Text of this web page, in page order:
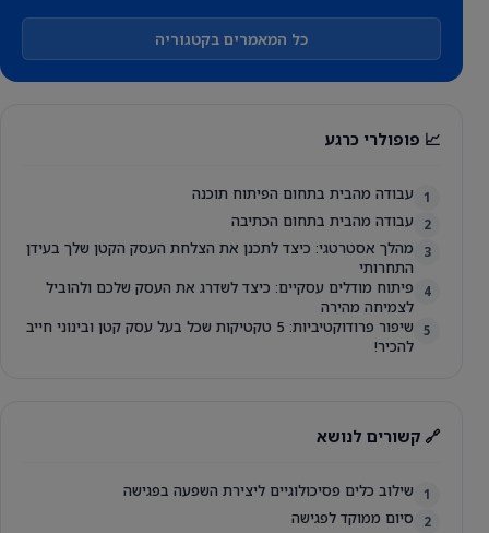
כל המאמרים בקטגוריה
📈 פופולרי כרגע
1 עבודה מהבית בתחום הפיתוח תוכנה
2 עבודה מהבית בתחום הכתיבה
3
מהלך אסטרטגי: כיצד לתכנן את הצלחת העסק הקטן שלך בעידן
התחרותי
4
פיתוח מודלים עסקיים: כיצד לשדרג את העסק שלכם ולהוביל
לצמיחה מהירה
5
שיפור פרודוקטיביות: 5 טקטיקות שכל בעל עסק קטן ובינוני חייב
להכיר!
🔗 קשורים לנושא
1 שילוב כלים פסיכולוגיים ליצירת השפעה בפגישה
2 סיום ממוקד לפגישה